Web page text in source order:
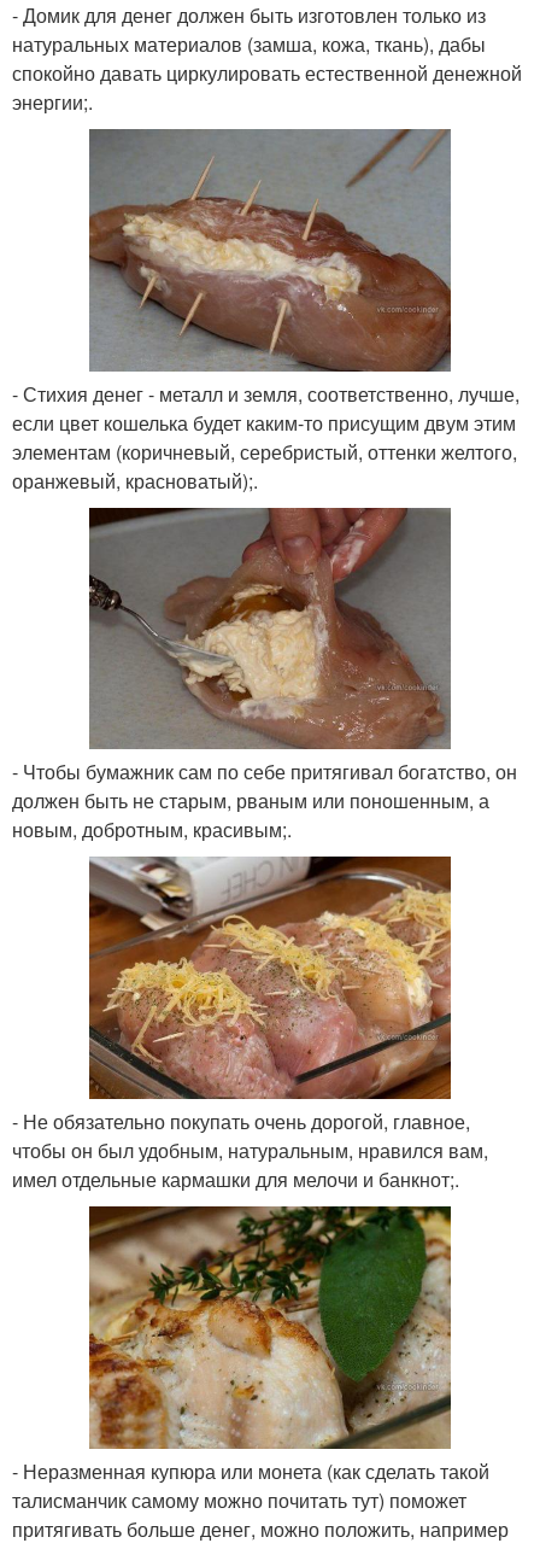
- Домик для денег должен быть изготовлен только из
натуральных материалов (замша, кожа, ткань), дабы
спокойно давать циркулировать естественной денежной
энергии;.
- Стихия денег - металл и земля, соответственно, лучше,
если цвет кошелька будет каким-то присущим двум этим
элементам (коричневый, серебристый, оттенки желтого,
оранжевый, красноватый);.
- Чтобы бумажник сам по себе притягивал богатство, он
должен быть не старым, рваным или поношенным, а
новым, добротным, красивым;.
- Не обязательно покупать очень дорогой, главное,
чтобы он был удобным, натуральным, нравился вам,
имел отдельные кармашки для мелочи и банкнот;.
- Неразменная купюра или монета (как сделать такой
талисманчик самому можно почитать тут) поможет
притягивать больше денег, можно положить, например